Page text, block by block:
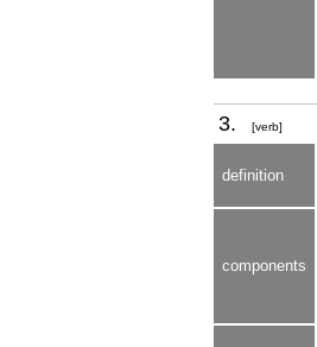
3. [verb]
definition
components